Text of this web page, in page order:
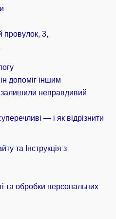
провулок, 3,
допоміг іншим
неправдивий
— і як відрізнити
та Інструкція з
та обробки персональних